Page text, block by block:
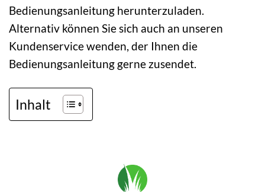
Bedienungsanleitung herunterzuladen.
Alternativ können Sie sich auch an unseren
Kundenservice wenden, der Ihnen die
Bedienungsanleitung gerne zusendet.
Inhalt